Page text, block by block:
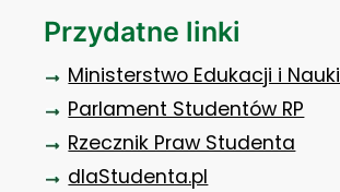
Przydatne linki
Ministerstwo Edukacji i Nauki
Parlament Studentów RP
Rzecznik Praw Studenta
dlaStudenta.pl